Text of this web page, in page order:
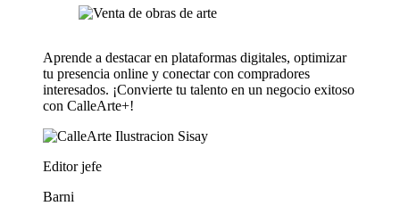
Aprende a destacar en plataformas digitales, optimizar
tu presencia online y conectar con compradores
interesados. ¡Convierte tu talento en un negocio exitoso
con CalleArte+!
Editor jefe
Barni